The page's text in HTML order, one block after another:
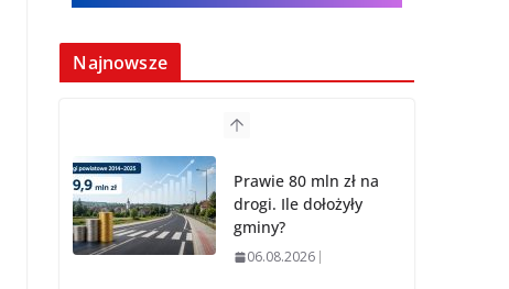
Najnowsze
Prawie 80 mln zł na
drogi. Ile dołożyły
gminy?
06.08.2026